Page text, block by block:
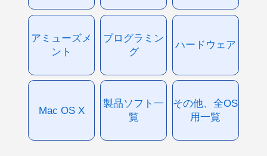
アミューズメ
ント
プログラミン
グ
ハードウェア
Mac OS X
製品ソフト一
覧
その他、全OS
用一覧